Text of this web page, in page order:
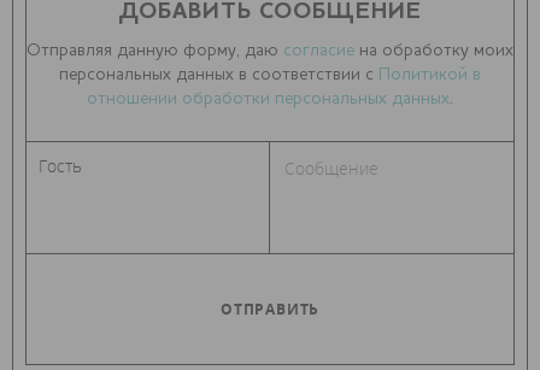
ДОБАВИТЬ СООБЩЕНИЕ
Отправляя данную форму, даю согласие на обработку моих
персональных данных в соответствии с
Политикой в
отношении обработки персональных данных.